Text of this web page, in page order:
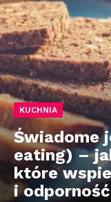
KUCHNIA
Świadome
eating) –
które
i odporność